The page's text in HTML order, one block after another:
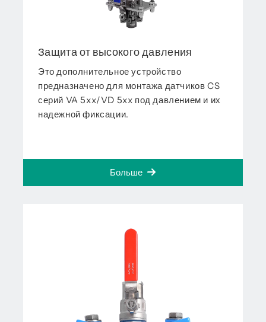
Защита от высокого давления
Это дополнительное устройство
предназначено для монтажа датчиков CS
серий VA 5xx/VD 5xx под давлением и их
надежной фиксации.
Больше